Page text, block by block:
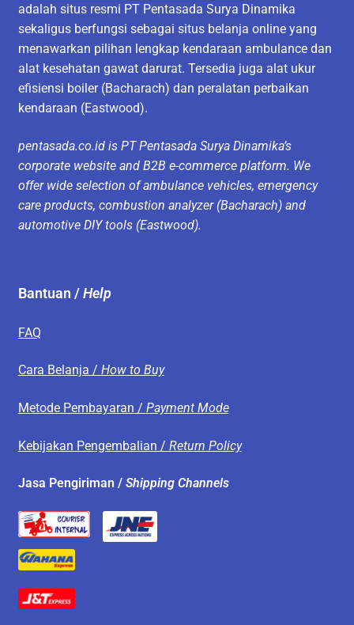
adalah situs resmi PT Pentasada Surya Dinamika
sekaligus berfungsi sebagai situs belanja online yang
menawarkan pilihan lengkap kendaraan ambulance dan
alat kesehatan gawat darurat. Tersedia juga alat ukur
efisiensi boiler (Bacharach) dan peralatan perbaikan
kendaraan (Eastwood).
pentasada.co.id is PT Pentasada Surya Dinamika’s
corporate website and B2B e-commerce platform. We
offer wide selection of ambulance vehicles, emergency
care products, combustion analyzer (Bacharach) and
automotive DIY tools (Eastwood).
Bantuan /Help
FAQ
Cara Belanja / How to Buy
Metode Pembayaran / Payment Mode
Kebijakan Pengembalian / Return Policy
Jasa Pengiriman / Shipping Channels